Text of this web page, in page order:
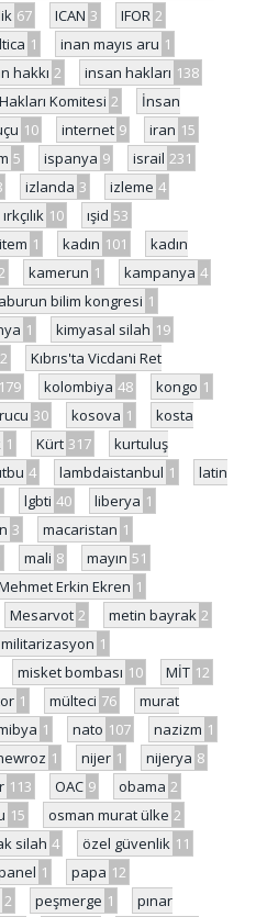
67 ICAN 3 IFOR 2
1 inan mayıs aru 1
hakkı 2 insan hakları 138
Komitesi 2
İnsan
10 internet 9 iran 15
5 ispanya 9 israil 231
izlanda 3 izleme 4
ırkçılık 10 ışid 53
1 kadın 101
kadın
kamerun 1 kampanya 4
bilim kongresi 1
1 kimyasal silah 19
Kıbrıs'ta Vicdani Ret
179 kolombiya 48 kongo 1
30 kosova 1
kosta
1 Kürt 317
kurtuluş
4 lambdaistanbul 1
latin
lgbti 40 liberya 1
3 macaristan 1
mali 8 mayın 51
Erkin Ekren 1
Mesarvot 2 metin bayrak 2
militarizasyon 1
misket bombası 10 MİT 12
1 mülteci 76
murat
1 nato 107 nazizm 1
1 nijer 1 nijerya 8
113 OAC 9 obama 2
15 osman murat ülke 2
silah 4 özel güvenlik 11
1 papa 12
2 peşmerge 1
pınar